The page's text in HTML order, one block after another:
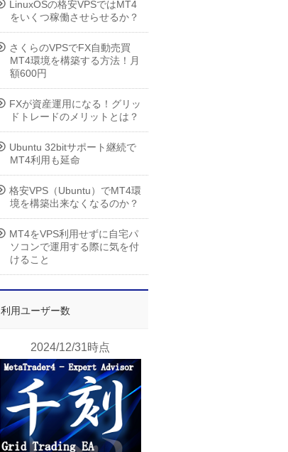
LinuxOSの格安VPSではMT4
をいくつ稼働させらせるか？
さくらのVPSでFX自動売買
MT4環境を構築する方法！月
額600円
FXが資産運用になる！グリッ
ドトレードのメリットとは？
Ubuntu 32bitサポート継続で
MT4利用も延命
格安VPS（Ubuntu）でMT4環
境を構築出来なくなるのか？
MT4をVPS利用せずに自宅パ
ソコンで運用する際に気を付
けること
利用ユーザー数
2024/12/31時点